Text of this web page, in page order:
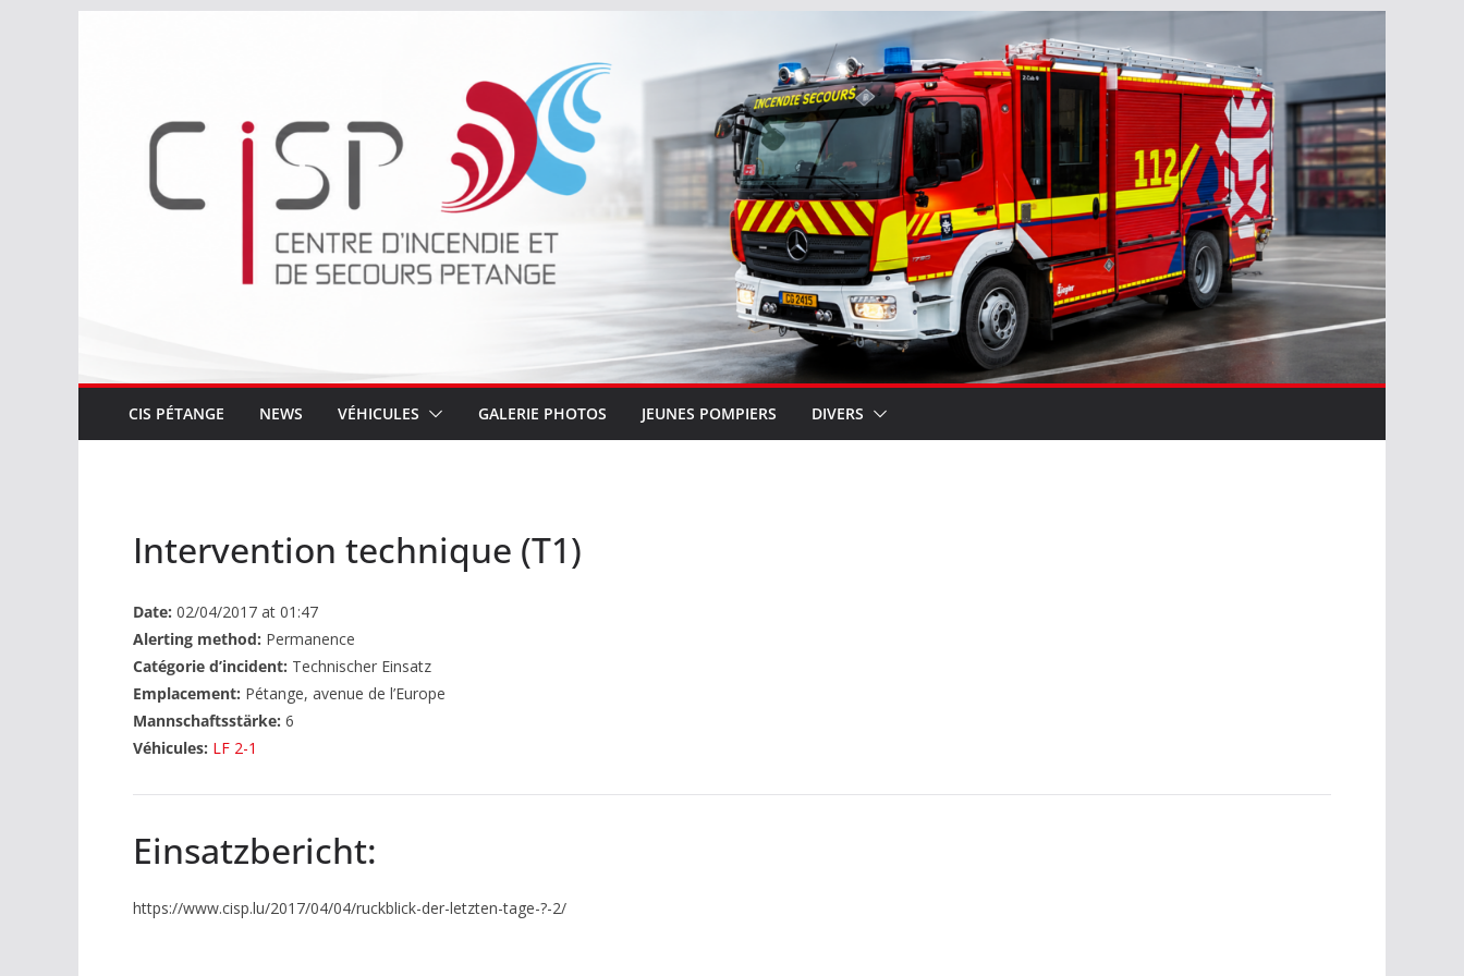
CIS PÉTANGE NEWS VÉHICULES GALERIE PHOTOS JEUNES POMPIERS DIVERS
Intervention technique (T1)
Date: 02/04/2017 at 01:47
Alerting method: Permanence
Catégorie d’incident: Technischer Einsatz
Emplacement: Pétange, avenue de l’Europe
Mannschaftsstärke: 6
Véhicules: LF 2-1
Einsatzbericht:
https://www.cisp.lu/2017/04/04/ruckblick-der-letzten-tage-?-2/